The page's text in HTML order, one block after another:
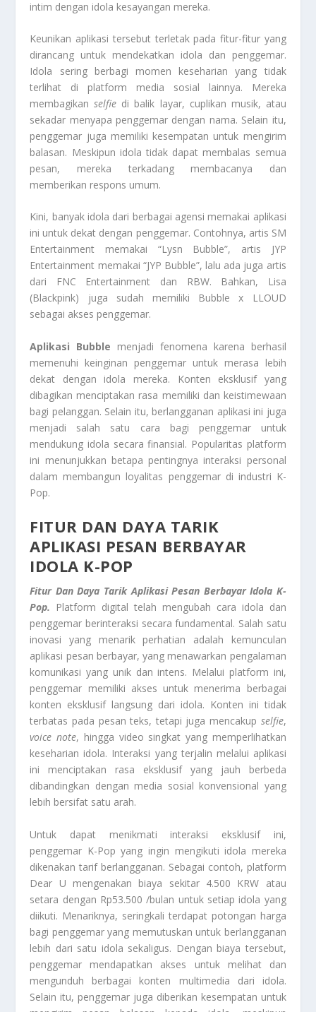
intim dengan idola kesayangan mereka.
Keunikan aplikasi tersebut terletak pada fitur-fitur yang
dirancang untuk mendekatkan idola dan penggemar.
Idola sering berbagi momen keseharian yang tidak
terlihat di platform media sosial lainnya. Mereka
membagikanselfie di balik layar, cuplikan musik, atau
sekadar menyapa penggemar dengan nama. Selain itu,
penggemar juga memiliki kesempatan untuk mengirim
balasan. Meskipun idola tidak dapat membalas semua
pesan, mereka terkadang membacanya dan
memberikan respons umum.
Kini, banyak idola dari berbagai agensi memakai aplikasi
ini untuk dekat dengan penggemar. Contohnya, artis SM
Entertainment memakai “Lysn Bubble”, artis JYP
Entertainment memakai “JYP Bubble”, lalu ada juga artis
dari FNC Entertainment dan RBW. Bahkan, Lisa
(Blackpink) juga sudah memiliki Bubble x LLOUD
sebagai akses penggemar.
Aplikasi Bubble menjadi fenomena karena berhasil
memenuhi keinginan penggemar untuk merasa lebih
dekat dengan idola mereka. Konten eksklusif yang
dibagikan menciptakan rasa memiliki dan keistimewaan
bagi pelanggan. Selain itu, berlangganan aplikasi ini juga
menjadi salah satu cara bagi penggemar untuk
mendukung idola secara finansial. Popularitas platform
ini menunjukkan betapa pentingnya interaksi personal
dalam membangun loyalitas penggemar di industri K-
Pop.
FITUR DAN DAYA TARIK
APLIKASI PESAN BERBAYAR
IDOLA K-POP
Fitur Dan Daya Tarik Aplikasi Pesan Berbayar Idola K-
Pop. Platform digital telah mengubah cara idola dan
penggemar berinteraksi secara fundamental. Salah satu
inovasi yang menarik perhatian adalah kemunculan
aplikasi pesan berbayar, yang menawarkan pengalaman
komunikasi yang unik dan intens. Melalui platform ini,
penggemar memiliki akses untuk menerima berbagai
konten eksklusif langsung dari idola. Konten ini tidak
terbatas pada pesan teks, tetapi juga mencakup selfie,
voice note, hingga video singkat yang memperlihatkan
keseharian idola. Interaksi yang terjalin melalui aplikasi
ini menciptakan rasa eksklusif yang jauh berbeda
dibandingkan dengan media sosial konvensional yang
lebih bersifat satu arah.
Untuk dapat menikmati interaksi eksklusif ini,
penggemar K-Pop yang ingin mengikuti idola mereka
dikenakan tarif berlangganan. Sebagai contoh, platform
Dear U mengenakan biaya sekitar 4.500 KRW atau
setara dengan Rp53.500 /bulan untuk setiap idola yang
diikuti. Menariknya, seringkali terdapat potongan harga
bagi penggemar yang memutuskan untuk berlangganan
lebih dari satu idola sekaligus. Dengan biaya tersebut,
penggemar mendapatkan akses untuk melihat dan
mengunduh berbagai konten multimedia dari idola.
Selain itu, penggemar juga diberikan kesempatan untuk